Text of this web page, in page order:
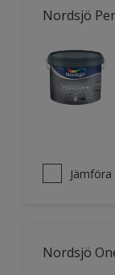
Nordsjö
Jämföra
Nordsjö